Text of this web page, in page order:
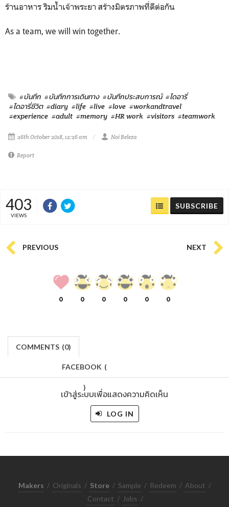
ร้านอาหาร ริมน้ำเจ้าพระยา สร้างมิตรภาพที่ดีต่อกัน
As a team, we will win together.
#บันทึก #บันทึกการเดินทาง #บันทึกประสบการณ์ #ไดอารี่
#ไดอารี่ชีวิต #diary #life #live #love #workandtravel
#experience #adult #memory #HR work #visitors #teamwork
26th October 2018, 12:26 am Noi Beleza
Report
403
VIEWS
SUBSCRIBE
PREVIOUS NEXT
0 0 0 0 0 0
COMMENTS (0)
FACEBOOK (
)
เข้าสู่ระบบเพื่อแสดงความคิดเห็น
LOG IN
Makers / Originals / Store / Sample / Redeem / About /
Contact / Jobs /